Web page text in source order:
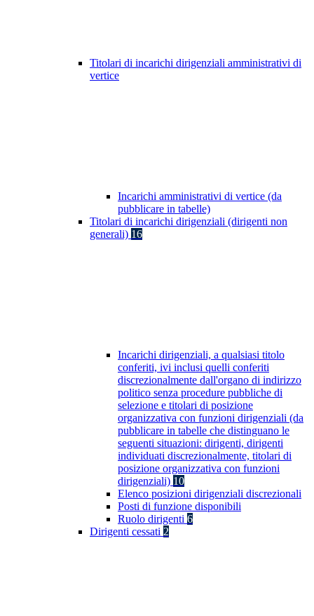
Titolari di incarichi dirigenziali amministrativi di
vertice
Incarichi amministrativi di vertice (da
pubblicare in tabelle)
Titolari di incarichi dirigenziali (dirigenti non
generali) 16
Incarichi dirigenziali, a qualsiasi titolo
conferiti, ivi inclusi quelli conferiti
discrezionalmente dall'organo di indirizzo
politico senza procedure pubbliche di
selezione e titolari di posizione
organizzativa con funzioni dirigenziali (da
pubblicare in tabelle che distinguano le
seguenti situazioni: dirigenti, dirigenti
individuati discrezionalmente, titolari di
posizione organizzativa con funzioni
dirigenziali) 10
Elenco posizioni dirigenziali discrezionali
Posti di funzione disponibili
Ruolo dirigenti 6
Dirigenti cessati 2